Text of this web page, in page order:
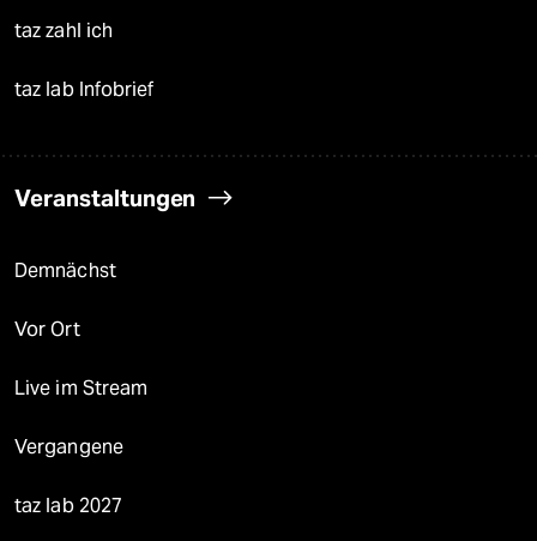
taz zahl ich
taz lab Infobrief
Veranstaltungen
Demnächst
Vor Ort
Live im Stream
Vergangene
taz lab 2027